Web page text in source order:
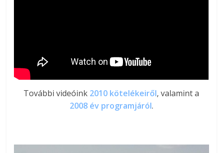
További videóink 2010 kötelékeiről, valamint a
2008 év programjáról.